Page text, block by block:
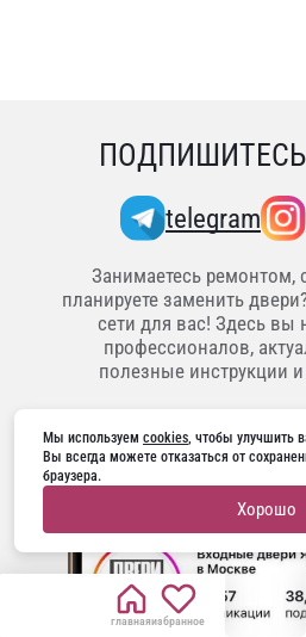
главнаяизбранное
telegram
Занимаетесь ремонтом,
планируете заменить
сети для вас! Здесь вы
профессионалов,
полезные инструкции
Мы используем cookies, чтобы улучшить
Вы всегда можете отказаться от
браузера.
Хорошо